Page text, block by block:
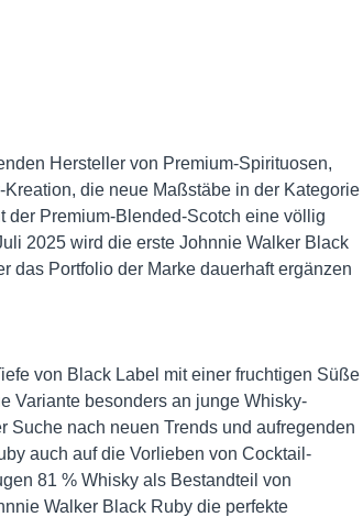
Hersteller von Premium-Spirituosen,
die neue Maßstäbe in der Kategorie
der Premium-Blended-Scotch eine völlig
2025 wird die erste Johnnie Walker Black
das Portfolio der Marke dauerhaft ergänzen
von Black Label mit einer fruchtigen Süße
Variante besonders an junge Whisky-
Suche nach neuen Trends und aufregenden
auch auf die Vorlieben von Cocktail-
81 % Whisky als Bestandteil von
Walker Black Ruby die perfekte